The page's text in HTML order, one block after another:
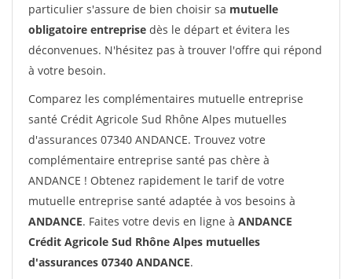
particulier s'assure de bien choisir sa mutuelle
obligatoire entreprise dès le départ et évitera les
déconvenues. N'hésitez pas à trouver l'offre qui répond
à votre besoin.
Comparez les complémentaires mutuelle entreprise
santé Crédit Agricole Sud Rhône Alpes mutuelles
d'assurances 07340 ANDANCE. Trouvez votre
complémentaire entreprise santé pas chère à
ANDANCE ! Obtenez rapidement le tarif de votre
mutuelle entreprise santé adaptée à vos besoins à
ANDANCE. Faites votre devis en ligne à ANDANCE
Crédit Agricole Sud Rhône Alpes mutuelles
d'assurances 07340 ANDANCE.